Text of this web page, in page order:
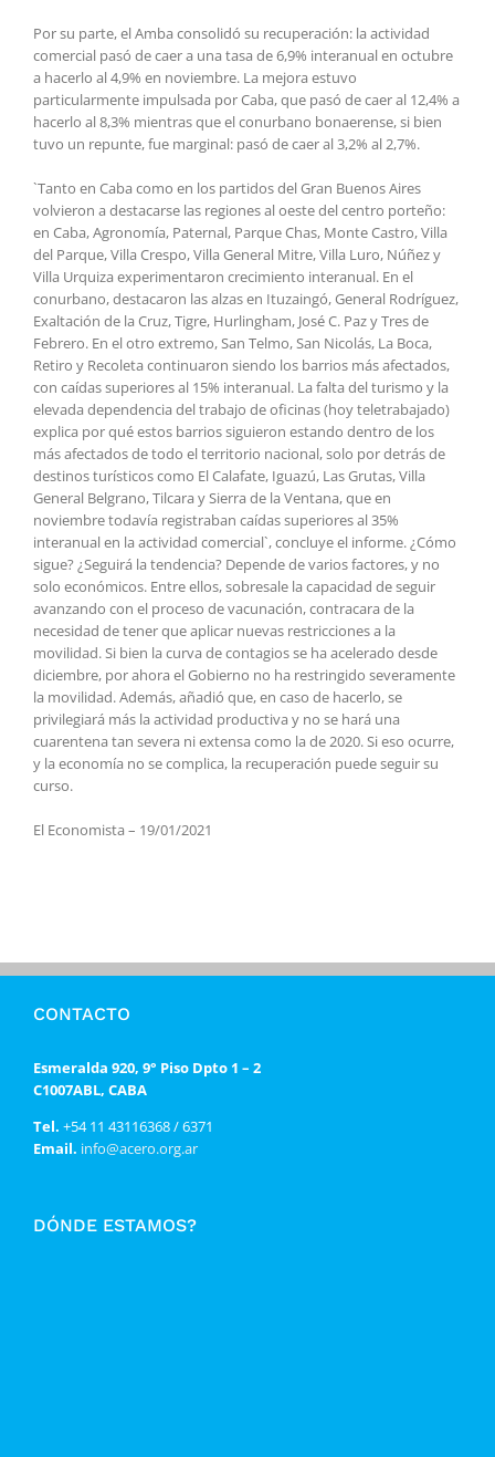
Por su parte, el Amba consolidó su recuperación: la actividad
comercial pasó de caer a una tasa de 6,9% interanual en octubre
a hacerlo al 4,9% en noviembre. La mejora estuvo
particularmente impulsada por Caba, que pasó de caer al 12,4% a
hacerlo al 8,3% mientras que el conurbano bonaerense, si bien
tuvo un repunte, fue marginal: pasó de caer al 3,2% al 2,7%.
`Tanto en Caba como en los partidos del Gran Buenos Aires
volvieron a destacarse las regiones al oeste del centro porteño:
en Caba, Agronomía, Paternal, Parque Chas, Monte Castro, Villa
del Parque, Villa Crespo, Villa General Mitre, Villa Luro, Núñez y
Villa Urquiza experimentaron crecimiento interanual. En el
conurbano, destacaron las alzas en Ituzaingó, General Rodríguez,
Exaltación de la Cruz, Tigre, Hurlingham, José C. Paz y Tres de
Febrero. En el otro extremo, San Telmo, San Nicolás, La Boca,
Retiro y Recoleta continuaron siendo los barrios más afectados,
con caídas superiores al 15% interanual. La falta del turismo y la
elevada dependencia del trabajo de oficinas (hoy teletrabajado)
explica por qué estos barrios siguieron estando dentro de los
más afectados de todo el territorio nacional, solo por detrás de
destinos turísticos como El Calafate, Iguazú, Las Grutas, Villa
General Belgrano, Tilcara y Sierra de la Ventana, que en
noviembre todavía registraban caídas superiores al 35%
interanual en la actividad comercial`, concluye el informe. ¿Cómo
sigue? ¿Seguirá la tendencia? Depende de varios factores, y no
solo económicos. Entre ellos, sobresale la capacidad de seguir
avanzando con el proceso de vacunación, contracara de la
necesidad de tener que aplicar nuevas restricciones a la
movilidad. Si bien la curva de contagios se ha acelerado desde
diciembre, por ahora el Gobierno no ha restringido severamente
la movilidad. Además, añadió que, en caso de hacerlo, se
privilegiará más la actividad productiva y no se hará una
cuarentena tan severa ni extensa como la de 2020. Si eso ocurre,
y la economía no se complica, la recuperación puede seguir su
curso.
El Economista – 19/01/2021
CONTACTO
Esmeralda 920, 9° Piso Dpto 1 – 2
C1007ABL, CABA
Tel. +54 11 43116368 / 6371
Email. info@acero.org.ar
DÓNDE ESTAMOS?